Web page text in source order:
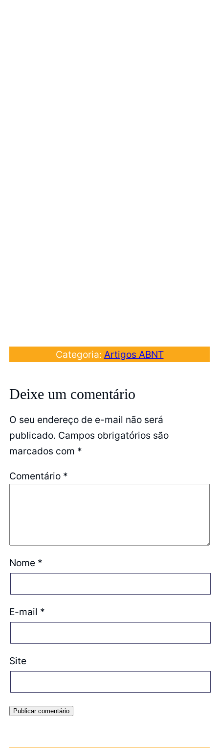
Categoria: Artigos ABNT
Deixe um comentário
O seu endereço de e-mail não será
publicado. Campos obrigatórios são
marcados com *
Comentário *
Nome *
E-mail *
Site